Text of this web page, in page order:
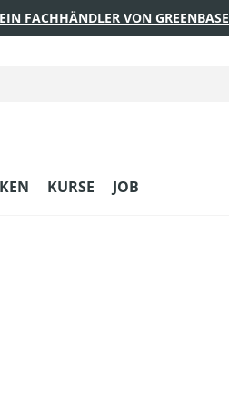
EIN FACHHÄNDLER VON GREENBASE
KURSE JOB